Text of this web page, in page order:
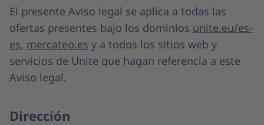
El presente Aviso legal se aplica a todas las
ofertas presentes bajo los dominios unite.eu/es-
es, mercateo.es y a todos los sitios web y
servicios de Unite que hagan referencia a este
Aviso legal.
Dirección